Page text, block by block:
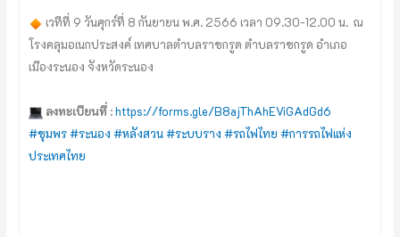
เวทีที่ 9 วันศุกร์ที่ 8 กันยายน พ.ศ. 2566 เวลา 09.30-12.00 น.ณ
โรงคลุมอเนกประสงค์ เทศบาลตำบลราชกรูด ตำบลราชกรูด อำเภอ
เมืองระนอง จังหวัดระนอง
ลงทะเบียนที่ :https://forms.gle/B8ajThAhEViGAdGd6
#ชุมพร#ระนอง #หลังสวน#ระบบราง #รถไฟไทย #การรถไฟแห่ง
ประเทศไทย